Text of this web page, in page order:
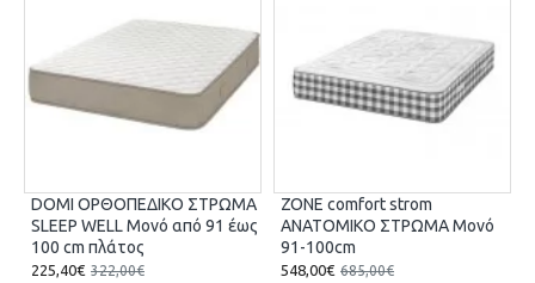
Μονό
DOMI ΟΡΘΟΠΕΔΙΚΟ ΣΤΡΩΜΑ
SLEEP WELL Μονό από 91 έως
100 cm πλάτος
225,40€
ZONE comfort
ΑΝΑΤΟΜΙΚΟ
548,00€